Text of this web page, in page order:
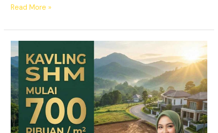
Read More »
HARMONI
PRIME
EAST
BOGOR
–
KAVLING
SHM
LEGAL